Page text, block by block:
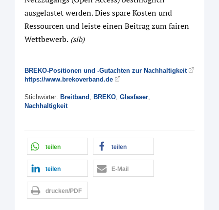
ausgelastet werden. Dies spare Kosten und
Ressourcen und leiste einen Beitrag zum fairen
Wettbewerb. (sib)
BREKO-Positionen und -Gutachten zur Nachhaltigkeit
https://www.brekoverband.de
Stichwörter: Breitband , BREKO, Glasfaser,
Nachhaltigkeit
teilen teilen
teilen E-Mail
drucken/PDF